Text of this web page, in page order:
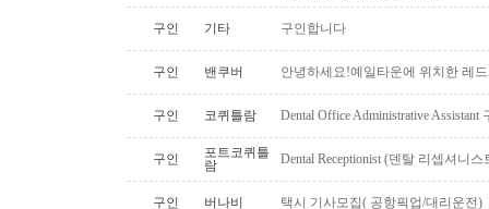
구인 기타 구인합니다
구인 밴쿠버 안녕하세요!예일타운에 위치한 레
구인 코퀴틀람 Dental Office Administrative Assistant
구인
포트코퀴틀
람
Dental Receptionist (덴탈 리셉셔니
구인 버나비 택시 기사모집( 공항픽업/대리운전)